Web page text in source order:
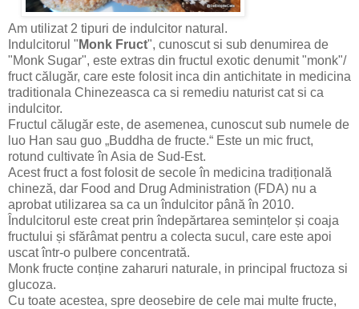
Am utilizat 2 tipuri de indulcitor natural.
Indulcitorul " Monk Fruct", cunoscut si sub denumirea de
"Monk Sugar", este extras din fructul exotic denumit "monk"/
fruct călugăr, care este folosit inca din antichitate in medicina
traditionala Chinezeasca ca si remediu naturist cat si ca
indulcitor.
Fructul călugăr este, de asemenea, cunoscut sub numele de
luo Han sau guo „Buddha de fructe.“ Este un mic fruct,
rotund cultivate în Asia de Sud-Est.
Acest fruct a fost folosit de secole în medicina tradițională
chineză, dar Food and Drug Administration (FDA) nu a
aprobat utilizarea sa ca un îndulcitor până în 2010.
Îndulcitorul este creat prin îndepărtarea semințelor și coaja
fructului și sfărâmat pentru a colecta sucul, care este apoi
uscat într-o pulbere concentrată.
Monk fructe conține zaharuri naturale, in principal fructoza si
glucoza.
Cu toate acestea, spre deosebire de cele mai multe fructe,